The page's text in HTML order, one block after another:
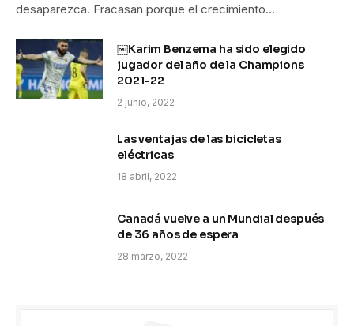
desaparezca. Fracasan porque el crecimiento…
￼Karim Benzema ha sido elegido
jugador del año de la Champions
2021-22
2 junio, 2022
Las ventajas de las bicicletas
eléctricas
18 abril, 2022
Canadá vuelve a un Mundial después
de 36 años de espera
28 marzo, 2022